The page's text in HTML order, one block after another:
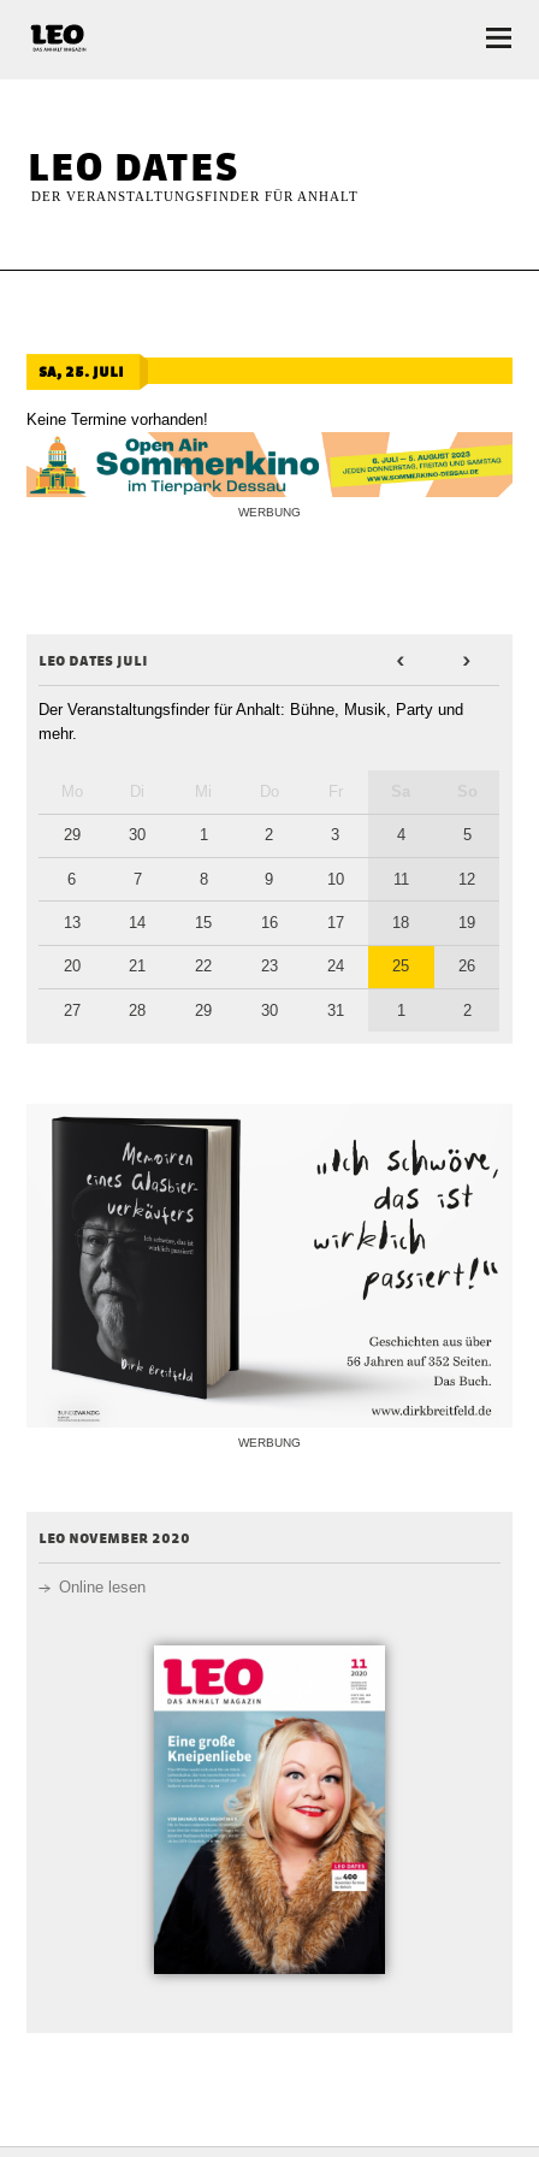
leo dates
DER VERANSTALTUNGSFINDER FÜR ANHALT
sa, 25. juli
Keine Termine vorhanden!
WERBUNG
leo dates juli < >
Der Veranstaltungsfinder für Anhalt: Bühne, Musik, Party und
mehr.
Mo Di Mi Do Fr
29 30 1 2 3 4 5
6 7 8 9 10 11 12
13 14 15 16 17 18 19
20 21 22 23 24 25 26
27 28 29 30 31 1 2
WERBUNG
leo november 2020
Online lesen